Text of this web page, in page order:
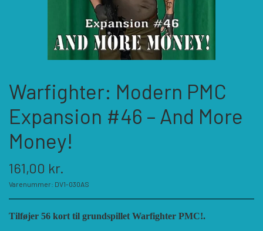
SPIL PRODUCENTER A - E
ACADEMY GAMES
AGAINST THE ODDS
ALEPH GAME STUDIO
AUSTRALIAN DESIGN GROUP
SPIL PRODUCENTER F - P
FELLOWSHIP OF SIMULATIONS
GMT GAMES
SPIL PRODUCENTER R - W
SERIOUS HISTORICAL GAMES
ANDRE KATEGORIER
DIVERSE
Warfighter: Modern PMC
Expansion #46 – And More
Money!
161,00 kr.
Varenummer: DV1-030AS
Tilføjer 56 kort til grundspillet Warfighter PMC!.